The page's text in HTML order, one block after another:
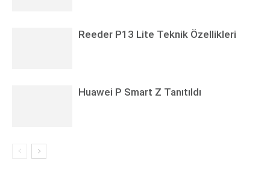
Reeder P13 Lite Teknik Özellikleri
Huawei P Smart Z Tanıtıldı